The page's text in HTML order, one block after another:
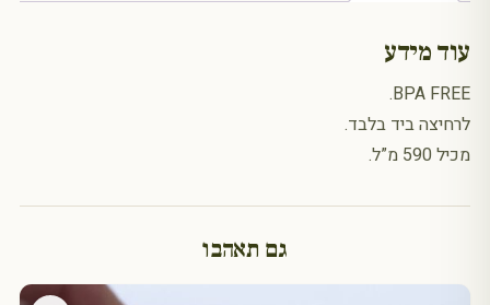
עוד מידע
BPA FREE.
לרחיצה ביד בלבד.
מכיל 590 מ”ל.
גם תאהבו